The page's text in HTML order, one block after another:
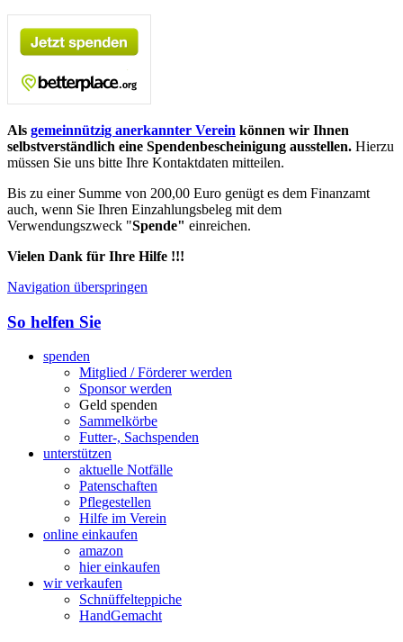
Als gemeinnützig anerkannter Verein können wir Ihnen
selbstverständlich eine Spendenbescheinigung ausstellen. Hierzu
müssen Sie uns bitte Ihre Kontaktdaten mitteilen.
Bis zu einer Summe von 200,00 Euro genügt es dem Finanzamt
auch, wenn Sie Ihren Einzahlungsbeleg mit dem
Verwendungszweck "Spende" einreichen.
Vielen Dank für Ihre Hilfe !!!
Navigation überspringen
So helfen Sie
spenden
Mitglied / Förderer werden
Sponsor werden
Geld spenden
Sammelkörbe
Futter-, Sachspenden
unterstützen
aktuelle Notfälle
Patenschaften
Pflegestellen
Hilfe im Verein
online einkaufen
amazon
hier einkaufen
wir verkaufen
Schnüffelteppiche
HandGemacht